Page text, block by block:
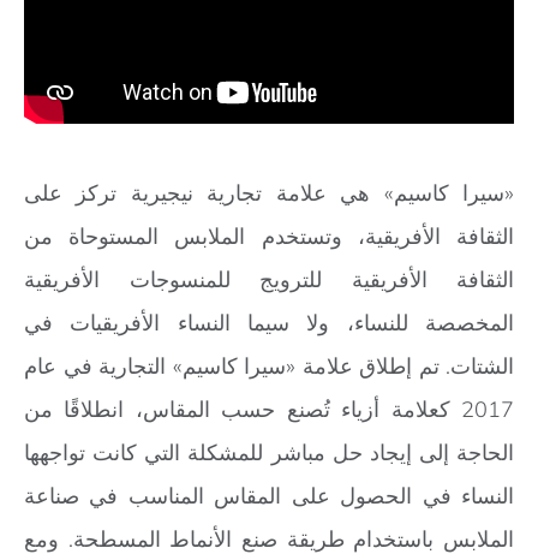
«سيرا كاسيم» هي علامة تجارية نيجيرية تركز على
الثقافة الأفريقية، وتستخدم الملابس المستوحاة من
الثقافة الأفريقية للترويج للمنسوجات الأفريقية
المخصصة للنساء، ولا سيما النساء الأفريقيات في
الشتات. تم إطلاق علامة «سيرا كاسيم» التجارية في عام
2017 كعلامة أزياء تُصنع حسب المقاس، انطلاقًا من
الحاجة إلى إيجاد حل مباشر للمشكلة التي كانت تواجهها
النساء في الحصول على المقاس المناسب في صناعة
الملابس باستخدام طريقة صنع الأنماط المسطحة. ومع